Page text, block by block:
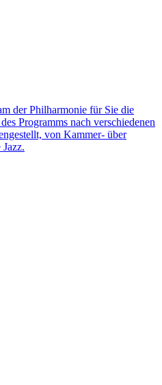
der Philharmonie für Sie die
Programms nach verschiedenen
von Kammer- über